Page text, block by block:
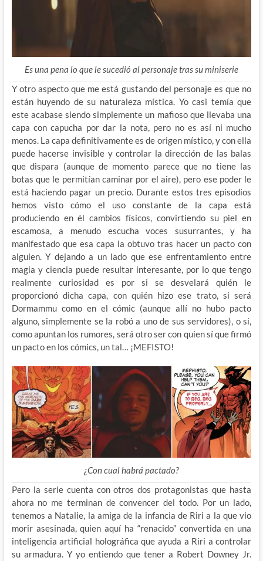
Es una pena lo que le sucedió al personaje tras su miniserie
Y otro aspecto que me está gustando del personaje es que no
están huyendo de su naturaleza mística. Yo casi temía que
este acabase siendo simplemente un mafioso que llevaba una
capa con capucha por dar la nota, pero no es así ni mucho
menos. La capa definitivamente es de origen místico, y con ella
puede hacerse invisible y controlar la dirección de las balas
que dispara (aunque de momento parece que no tiene las
botas que le permitían caminar por el aire), pero ese poder le
está haciendo pagar un precio. Durante estos tres episodios
hemos visto cómo el uso constante de la capa está
produciendo en él cambios físicos, convirtiendo su piel en
escamosa, a menudo escucha voces susurrantes, y ha
manifestado que esa capa la obtuvo tras hacer un pacto con
alguien. Y dejando a un lado que ese enfrentamiento entre
magia y ciencia puede resultar interesante, por lo que tengo
realmente curiosidad es por si se desvelará quién le
proporcionó dicha capa, con quién hizo ese trato, si será
Dormammu como en el cómic (aunque allí no hubo pacto
alguno, simplemente se la robó a uno de sus servidores), o si,
como apuntan los rumores, será otro ser con quien sí que firmó
un pacto en los cómics, un tal… ¡MEFISTO!
¿Con cual habrá pactado?
Pero la serie cuenta con otros dos protagonistas que hasta
ahora no me terminan de convencer del todo. Por un lado,
tenemos a Natalie, la amiga de la infancia de Riri a la que vio
morir asesinada, quien aquí ha “renacido” convertida en una
inteligencia artificial holográfica que ayuda a Riri a controlar
su armadura. Y yo entiendo que tener a Robert Downey Jr.